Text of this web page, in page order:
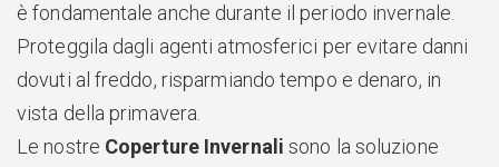
è fondamentale anche durante il periodo invernale.
Proteggila dagli agenti atmosferici per evitare danni
dovuti al freddo, risparmiando tempo e denaro, in
vista della primavera.
Le nostre Coperture Invernali sono la soluzione